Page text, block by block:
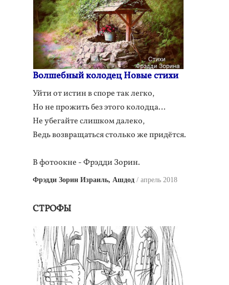
Волшебный колодец Новые стихи
Уйти от истин в споре так легко,
Но не прожить без этого колодца…
Не убегайте слишком далеко,
Ведь возвращаться столько же придётся.
В фотоокне - Фрэдди Зорин.
Фрэдди Зорин Израиль, Ашдод апрель 2018
СТРОФЫ